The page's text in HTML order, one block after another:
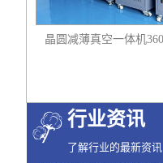
晶圆减薄真空一体机
行业资讯
了解行业的最新资讯